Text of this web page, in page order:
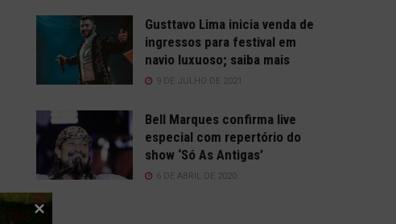
Gusttavo Lima inicia venda de
ingressos para festival em
navio luxuoso; saiba mais
9 DE JULHO DE 2021
Bell Marques confirma live
especial com repertório do
show ‘Só As Antigas’
6 DE ABRIL DE 2020